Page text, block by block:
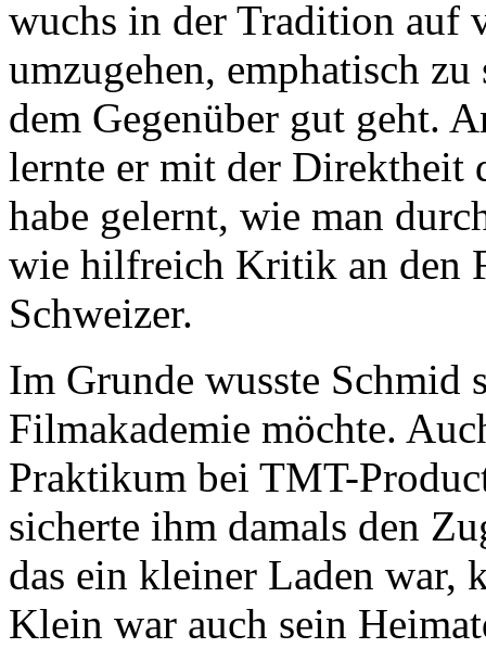
wuchs in der Tradition auf
umzugehen, emphatisch
dem Gegenüber gut geht.
lernte er mit der Direktheit
habe gelernt, wie man
wie hilfreich Kritik an den
Schweizer.
Im Grunde wusste Schmid
Filmakademie möchte.
Praktikum bei TMT-
sicherte ihm damals den
das ein kleiner Laden war,
Klein war auch sein